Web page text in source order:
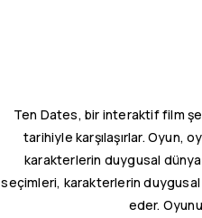
Ten Dates, bir interaktif film
tarihiyle karşılaşırlar. Oyun,
karakterlerin duygusal
seçimleri, karakterlerin
eder.